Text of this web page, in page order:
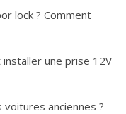
lock ? Comment
installer une prise 12V
voitures anciennes ?